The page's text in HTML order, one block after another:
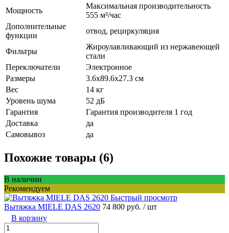
Мощность
Максимальная производительность
555 м³/час
Дополнительные
функции
отвод, рециркуляция
Фильтры
Жироулавливающий из нержавеющей
стали
Переключатели
Электронное
Размеры
3.6х89.6х27.3 см
Вес
14 кг
Уровень шума
52 дБ
Гарантия
Гарантия производителя 1 год
Доставка
да
Самовывоз
да
Похожие товары (6)
В наличии
Рекомендуем
Быстрый просмотр
Вытяжка MIELE DAS 2620 74 800 руб. / шт
В корзину